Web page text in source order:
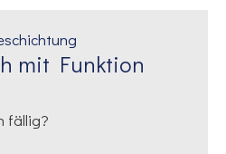
mit Funktion
fällig?